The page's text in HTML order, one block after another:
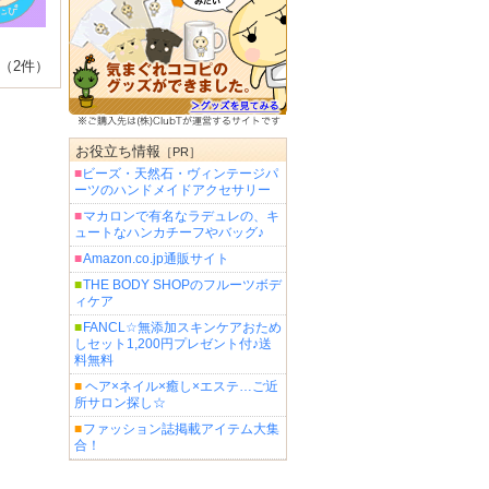
（2件）
お役立ち情報 ［PR］
■ビーズ・天然石・ヴィンテージパ
ーツのハンドメイドアクセサリー
■マカロンで有名なラデュレの、キ
ュートなハンカチーフやバッグ♪
■Amazon.co.jp通販サイト
■THE BODY SHOPのフルーツボデ
ィケア
■ FANCL☆無添加スキンケアおため
しセット1,200円プレゼント付♪送
料無料
■ ヘア×ネイル×癒し×エステ…ご近
所サロン探し☆
■ファッション誌掲載アイテム大集
合！